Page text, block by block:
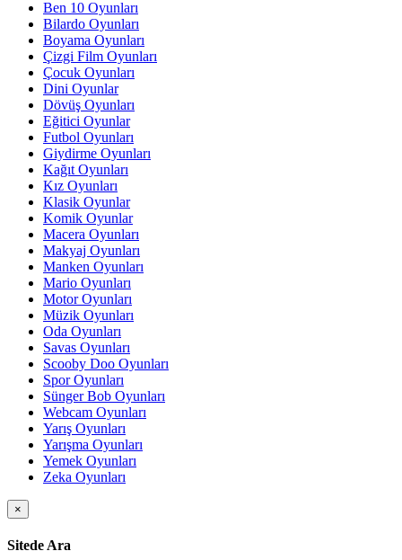
Ben 10 Oyunları
Bilardo Oyunları
Boyama Oyunları
Çizgi Film Oyunları
Çocuk Oyunları
Dini Oyunlar
Dövüş Oyunları
Eğitici Oyunlar
Futbol Oyunları
Giydirme Oyunları
Kağıt Oyunları
Kız Oyunları
Klasik Oyunlar
Komik Oyunlar
Macera Oyunları
Makyaj Oyunları
Manken Oyunları
Mario Oyunları
Motor Oyunları
Müzik Oyunları
Oda Oyunları
Savas Oyunları
Scooby Doo Oyunları
Spor Oyunları
Sünger Bob Oyunları
Webcam Oyunları
Yarış Oyunları
Yarışma Oyunları
Yemek Oyunları
Zeka Oyunları
×
Sitede Ara